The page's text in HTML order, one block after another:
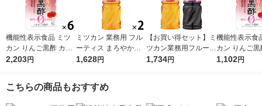
機能性表示食品 ミツ
カン りんご黒酢 カロ
リーゼロ 1000ml 1箱
2,203円
ミツカン 業務用 フル
ーティス まろやかり
んご酢ドリンク 1000
酢 2本 ビネガー
1,628円
【お買い得セット】ミ
ツカン業務用フルーテ
ィス２本セット（まろ
1,734円
機能性表示食
カン りんご
リーゼロ
1,102円
こちらの商品もおすすめ